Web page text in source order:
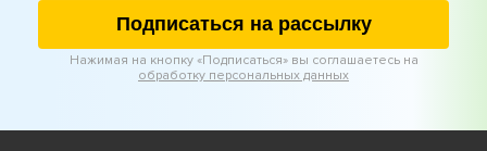
Подписаться на рассылку
Нажимая на кнопку «Подписаться» вы соглашаетесь на
обработку персональных данных